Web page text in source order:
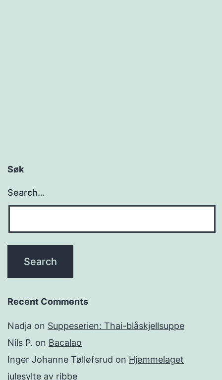
Søk
Search…
Recent Comments
Nadja on Suppeserien: Thai-blåskjellsuppe
Nils P. on Bacalao
Inger Johanne Tølløfsrud on Hjemmelaget
julesylte av ribbe